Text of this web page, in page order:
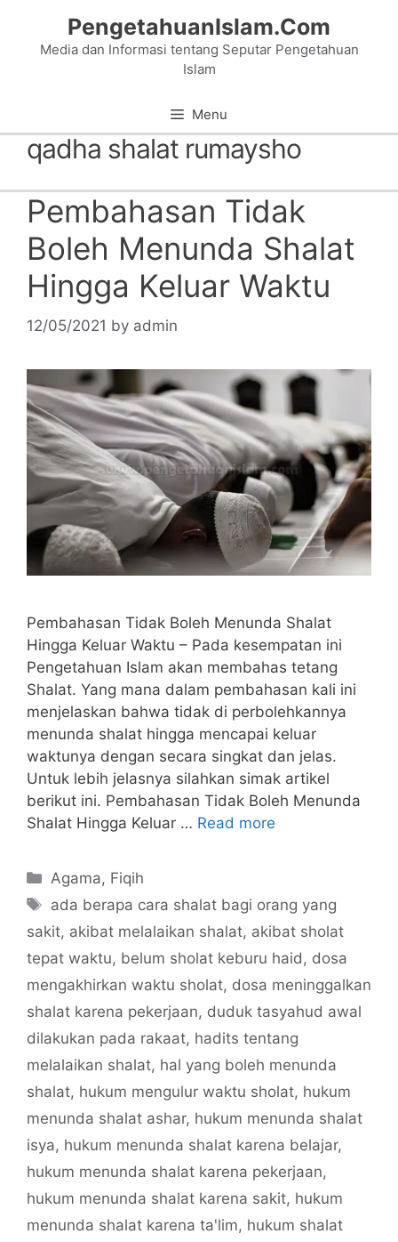
content
PengetahuanIslam.Com
Media dan Informasi tentang Seputar Pengetahuan
Islam
Menu
qadha shalat rumaysho
Pembahasan Tidak
Boleh Menunda Shalat
Hingga Keluar Waktu
12/05/2021 by admin
Pembahasan Tidak Boleh Menunda Shalat
Hingga Keluar Waktu – Pada kesempatan ini
Pengetahuan Islam akan membahas tetang
Shalat. Yang mana dalam pembahasan kali ini
menjelaskan bahwa tidak di perbolehkannya
menunda shalat hingga mencapai keluar
waktunya dengan secara singkat dan jelas.
Untuk lebih jelasnya silahkan simak artikel
berikut ini. Pembahasan Tidak Boleh Menunda
Shalat Hingga Keluar … Read more
Categories
Agama, Fiqih
Tags
ada berapa cara shalat bagi orang yang
sakit, akibat melalaikan shalat, akibat sholat
tepat waktu, belum sholat keburu haid, dosa
mengakhirkan waktu sholat, dosa meninggalkan
shalat karena pekerjaan, duduk tasyahud awal
dilakukan pada rakaat, hadits tentang
melalaikan shalat, hal yang boleh menunda
shalat, hukum mengulur waktu sholat, hukum
menunda shalat ashar, hukum menunda shalat
isya, hukum menunda shalat karena belajar,
hukum menunda shalat karena pekerjaan,
hukum menunda shalat karena sakit, hukum
menunda shalat karena ta'lim, hukum shalat